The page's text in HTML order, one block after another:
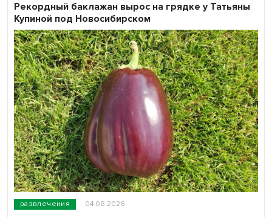
развлечения 04.08.2026
Рекордный баклажан вырос на грядке у Татьяны
Купиной под Новосибирском